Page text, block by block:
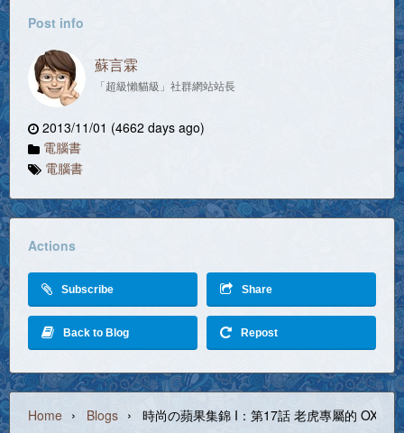
Post info
蘇言霖
「超級懶貓級」社群網站站長
2013/11/01 (4662 days ago)
電腦書
電腦書
Actions
Subscribe Share
Back to Blog Repost
Home › Blogs › 時尚の蘋果集錦 I：第17話 老虎專屬的